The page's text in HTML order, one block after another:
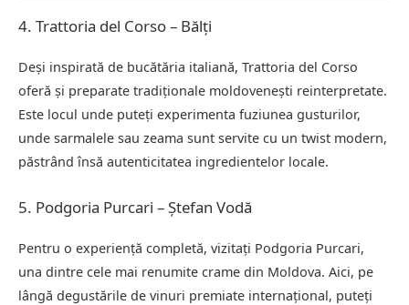
4. Trattoria del Corso – Bălți
Deși inspirată de bucătăria italiană, Trattoria del Corso
oferă și preparate tradiționale moldovenești reinterpretate.
Este locul unde puteți experimenta fuziunea gusturilor,
unde sarmalele sau zeama sunt servite cu un twist modern,
păstrând însă autenticitatea ingredientelor locale.
5. Podgoria Purcari – Ștefan Vodă
Pentru o experiență completă, vizitați Podgoria Purcari,
una dintre cele mai renumite crame din Moldova. Aici, pe
lângă degustările de vinuri premiate internațional, puteți